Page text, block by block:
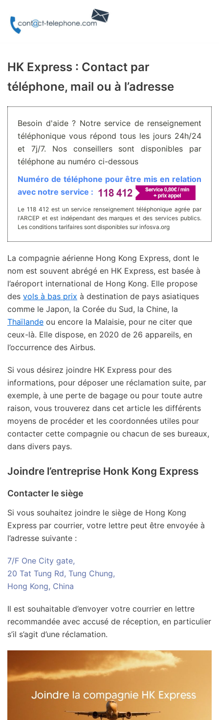
Aller
HK Express : Contact par
téléphone, mail ou à l’adresse
Besoin d'aide ? Notre service de renseignement
téléphonique vous répond tous les jours 24h/24
et 7j/7. Nos conseillers sont disponibles par
téléphone au numéro ci-dessous
Numéro de téléphone pour être mis en relation
avec notre service :
Le 118 412 est un service renseignement téléphonique agrée par
l'ARCEP et est indépendant des marques et des services publics.
Les conditions tarifaires sont disponibles sur infosva.org
La compagnie aérienne Hong Kong Express, dont le
nom est souvent abrégé en HK Express, est basée à
l’aéroport international de Hong Kong. Elle propose
des vols à bas prix à destination de pays asiatiques
comme le Japon, la Corée du Sud, la Chine, la
Thaïlande ou encore la Malaisie, pour ne citer que
ceux-là. Elle dispose, en 2020 de 26 appareils, en
l’occurrence des Airbus.
Si vous désirez joindre HK Express pour des
informations, pour déposer une réclamation suite, par
exemple, à une perte de bagage ou pour toute autre
raison, vous trouverez dans cet article les différents
moyens de procéder et les coordonnées utiles pour
contacter cette compagnie ou chacun de ses bureaux,
dans divers pays.
Joindre l’entreprise Honk Kong Express
Contacter le siège
Si vous souhaitez joindre le siège de Hong Kong
Express par courrier, votre lettre peut être envoyée à
l’adresse suivante :
7/F One City gate,
20 Tat Tung Rd, Tung Chung,
Hong Kong, China
Il est souhaitable d’envoyer votre courrier en lettre
recommandée avec accusé de réception, en particulier
s’il s’agit d’une réclamation.